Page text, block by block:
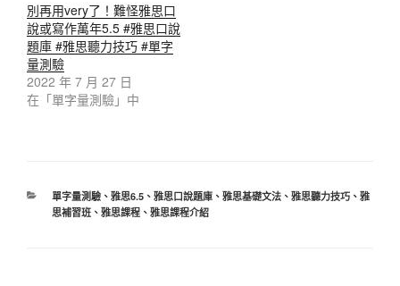
別再用very了！難怪雅思口
說或寫作萬年5.5 #雅思口說
題庫 #雅思聽力技巧 #單字
量測驗
2022 年 7 月 27 日
在「單字量測驗」中
分
類
單字量測驗、 雅思6.5、 雅思口說題庫、 雅思基礎文法、 雅思聽力技巧、 雅
思補習班、 雅思課程、 雅思課程介紹